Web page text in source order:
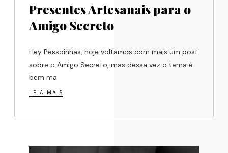
Presentes Artesanais para o
Amigo Secreto
Hey Pessoinhas, hoje voltamos com mais um post
sobre o Amigo Secreto, mas dessa vez o tema é
bem ma
LEIA MAIS